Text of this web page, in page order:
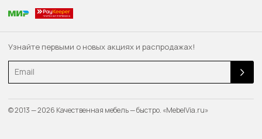
Узнайте первыми о новых акциях и распродажах!
Email
© 2013 — 2026 Качественная мебель — быстро. «MebelVia.ru»